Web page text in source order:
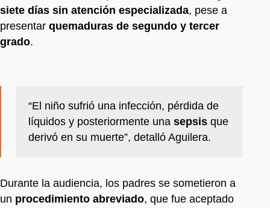
siete días sin atención especializada, pese a
presentar quemaduras de segundo y tercer
grado.
“El niño sufrió una infección, pérdida de
líquidos y posteriormente una sepsis que
derivó en su muerte”, detalló Aguilera.
Durante la audiencia, los padres se sometieron a
un procedimiento abreviado, que fue aceptado